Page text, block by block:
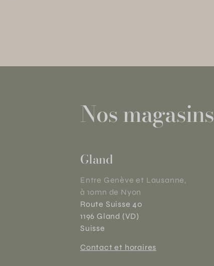
Nos magasins
Gland
Entre Genève et Lausanne,
à 10mn de Nyon
Route Suisse 40
1196 Gland (VD)
Suisse
Contact et horaires